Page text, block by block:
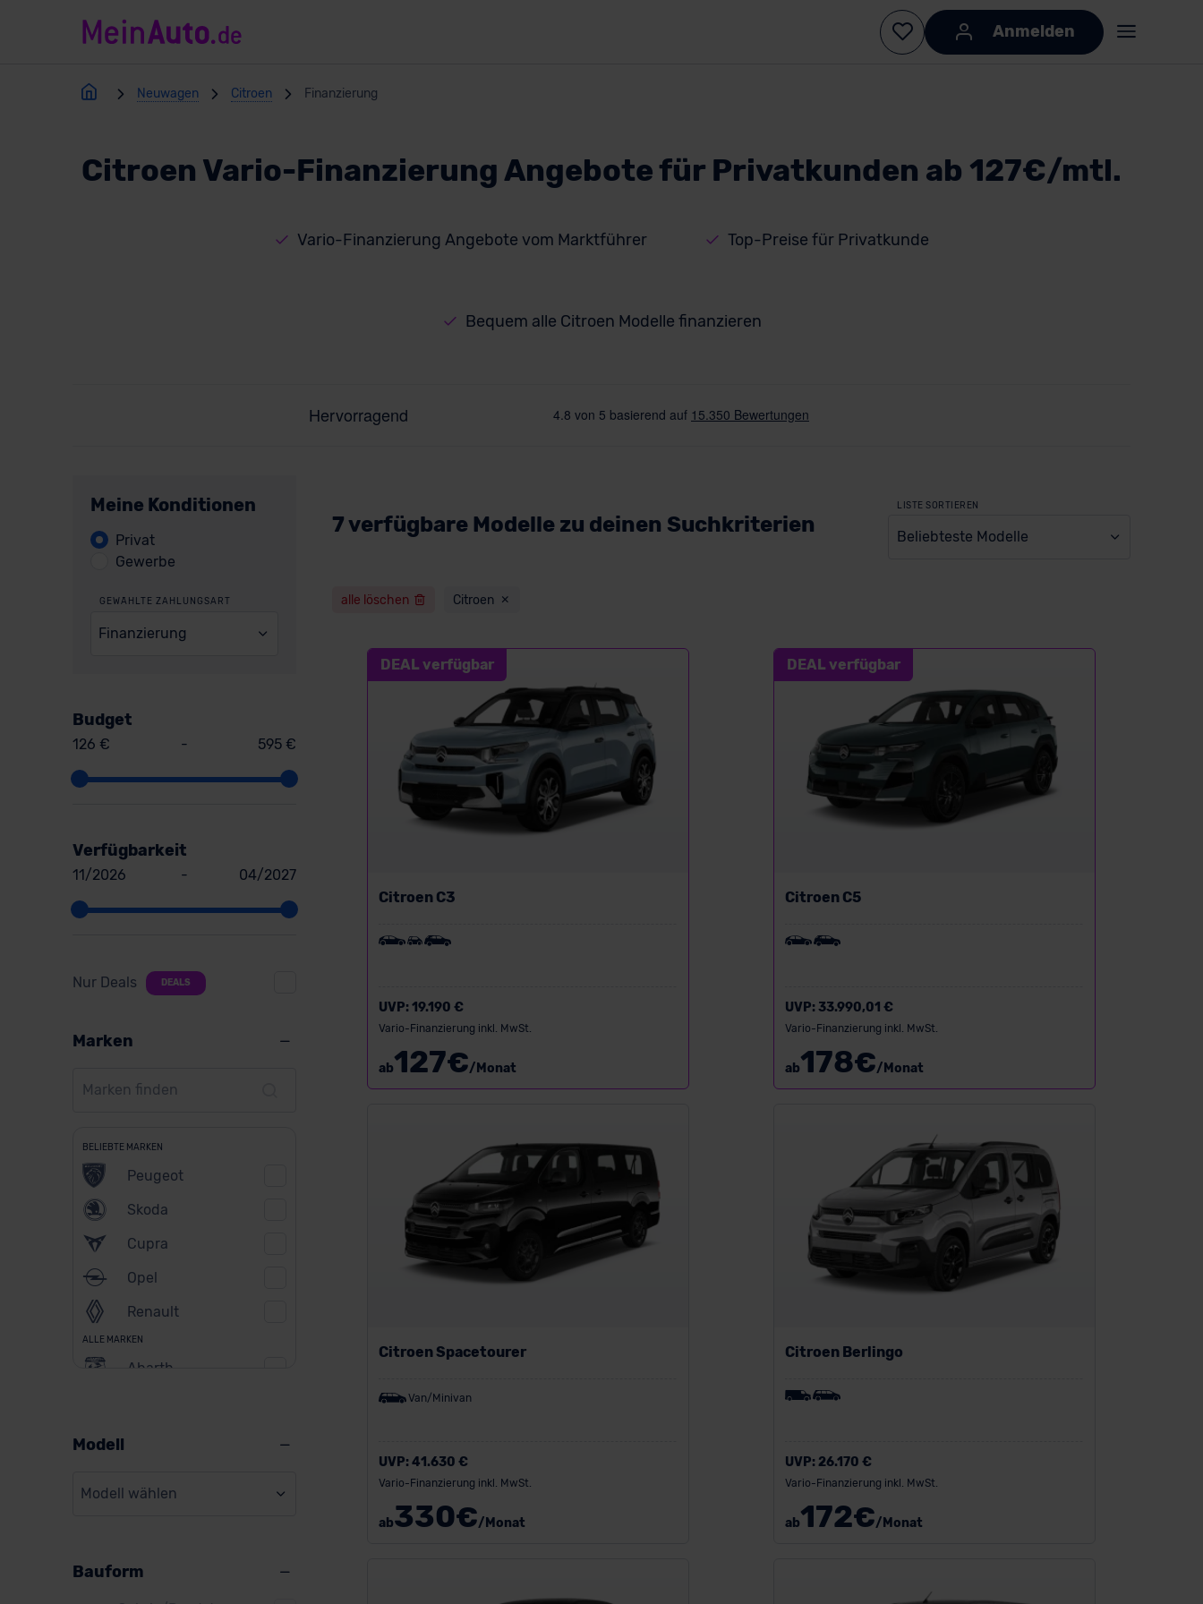
Anmelden
Neuwagen Citroen Finanzierung
Citroen Vario-Finanzierung Angebote für Privatkunden ab 127€/mtl.
Vario-Finanzierung Angebote vom Marktführer Top-Preise für Privatkunde
Bequem alle Citroen Modelle finanzieren
Meine Konditionen
Privat
Gewerbe
GEWÄHLTE ZAHLUNGSART
Finanzierung
Budget
126 € - 595 €
Verfügbarkeit
11/2026 - 04/2027
Nur Deals DEALS
Marken
BELIEBTE MARKEN
Peugeot
Skoda
Cupra
Opel
Renault
ALLE MARKEN
Abarth
BMW
Citroen
Modell
Modell wählen
Bauform
7 verfügbare Modelle zu deinen Suchkriterien
LISTE SORTIEREN
Beliebteste Modelle
alle löschen Citroen
DEAL verfügbar
Citroen C3
UVP: 19.190 €
Vario-Finanzierung inkl. MwSt.
ab127€/Monat
DEAL verfügbar
Citroen C5
UVP:33.990,01 €
Vario-Finanzierung inkl. MwSt.
ab178€/Monat
Citroen Spacetourer
Van/Minivan
UVP: 41.630 €
Vario-Finanzierung inkl. MwSt.
ab330€/Monat
Citroen Berlingo
UVP:26.170 €
Vario-Finanzierung inkl. MwSt.
ab172€/Monat